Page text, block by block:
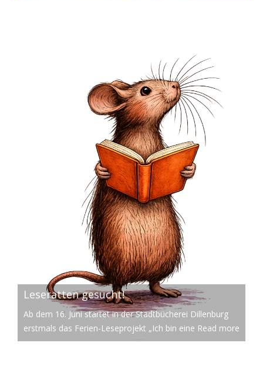
Leseratten gesucht!
Ab dem 16. Juni startet in der Stadtbücherei Dillenburg
erstmals das Ferien-Leseprojekt „Ich bin eine Read more